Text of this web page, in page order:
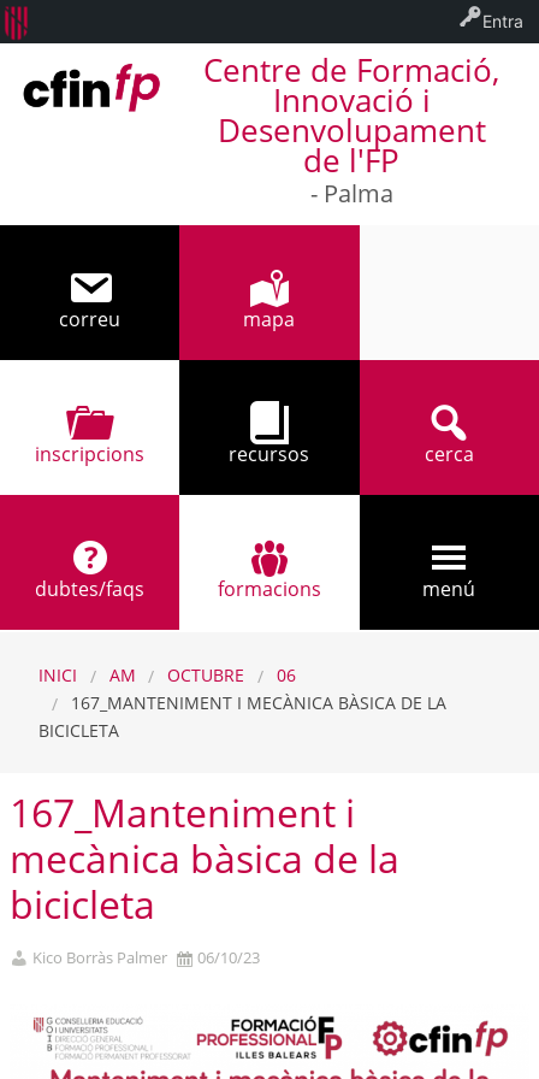
Centre de Formació,
Innovació i
Desenvolupament
de l'FP
- Palma
correu mapa
inscripcions recursos cerca
dubtes/faqs formacions menú
INICI AM OCTUBRE
06
167_MANTENIMENT I MECÀNICA BÀSICA DE LA
BICICLETA
167_Manteniment i
mecànica bàsica de la
bicicleta
Kico Borràs Palmer 06/10/23
Entra